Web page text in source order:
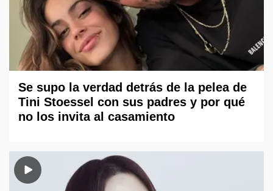
Se supo la verdad detrás de la pelea de
Tini Stoessel con sus padres y por qué
no los invita al casamiento